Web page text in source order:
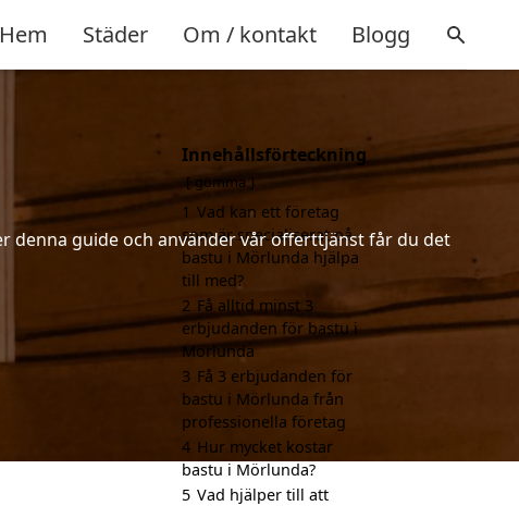
Hem Städer Om / kontakt Blogg
denna guide och använder vår offerttjänst får du det
Innehållsförteckning
gömma
1 Vad kan ett företag
som är specialiserat på
bastu i Mörlunda hjälpa
till med?
2 Få alltid minst 3
erbjudanden för bastu i
Mörlunda
3 Få 3 erbjudanden för
bastu i Mörlunda från
professionella företag
4 Hur mycket kostar
bastu i Mörlunda?
5 Vad hjälper till att